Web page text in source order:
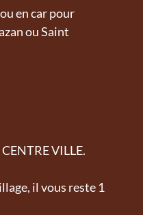
en car pour
ou Saint
VILLE.
il vous reste 1